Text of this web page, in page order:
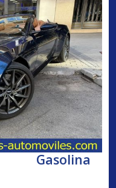
Gasolina